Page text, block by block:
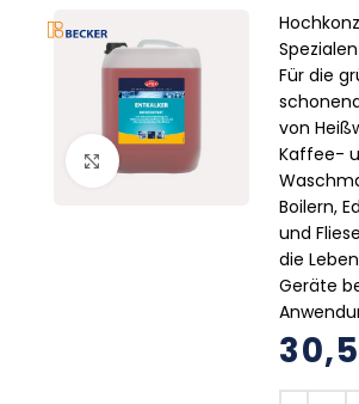
Click to enlarge
Für die
von
Kaffee-
Boilern,
und
die
Geräte